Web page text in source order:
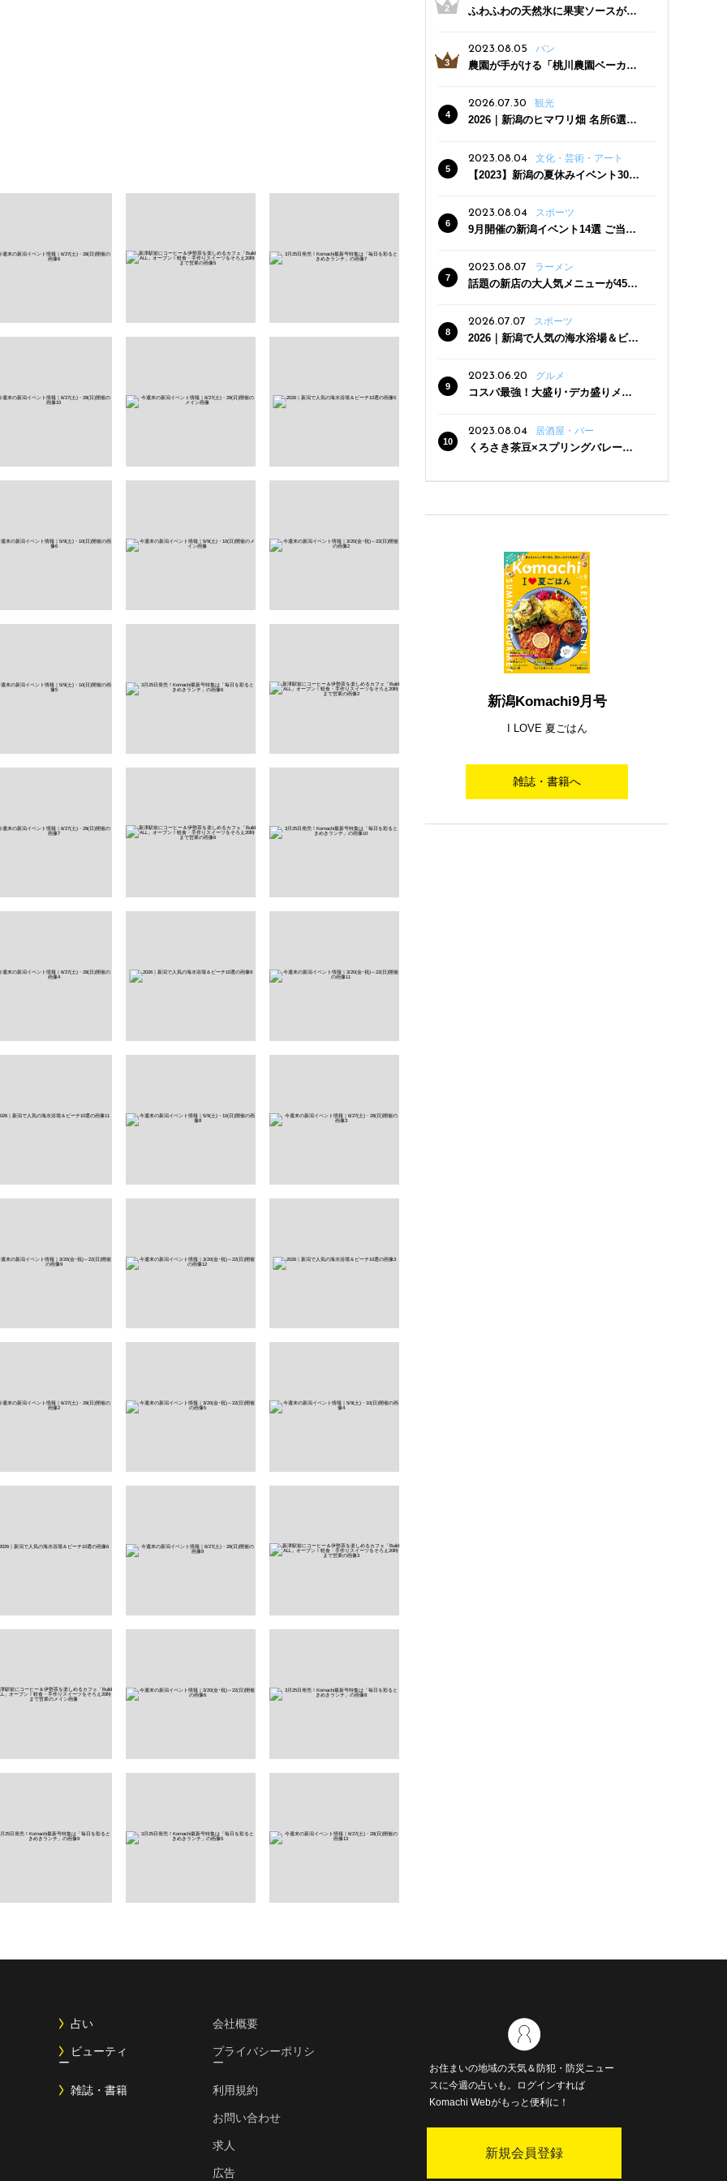
ふわふわの天然氷に果実ソースがた
三条駅近くにオープン
2023.08.05 パン
農園が手がける「桃川農園ベーカリ
った焼きたてパンのほか、ジェラー
トやスムージーも
2026.07.30 観光
2026｜新潟のヒマワリ畑 名所6選
2023.08.04
文化・芸術・アート
【2023】新潟の夏休みイベント30
2023.08.04
スポーツ
9月開催の新潟イベント14選 ご当地
2023.08.07 ラーメン
話題の新店の大人気メニューが450
クーポン登場
2026.07.07 スポーツ
2026｜新潟で人気の海水浴場＆ビー
2023.06.20
グルメ
コスパ最強！大盛り･デカ盛りメニ
2023.08.04
居酒屋・バー
くろさき茶豆×スプリングバレー豊
新潟Komachi9月号
I LOVE 夏ごはん
雑誌・書籍へ
占い
ビューティ
ー
雑誌・書籍
会社概要
プライバシーポリシ
ー
利用規約
お問い合わせ
求人
広告
お住まいの地域の天気＆防犯・防災ニュー
スに今週の占いも。ログインすれば
Komachi Webがもっと便利に！
新規会員登録